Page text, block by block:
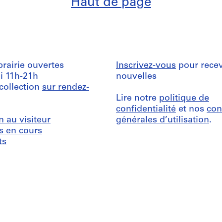
Haut de page
ouvertes
11h-21h
sur rendez-
au visiteur
en cours
Inscrivez-vous pour
nouvelles
Lire notre politique de
confidentialité et nos
générales d’utilisation.